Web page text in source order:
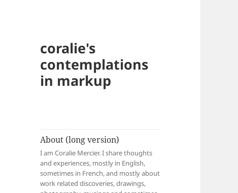
coralie's
contemplations
in markup
About (long version)
I am Coralie Mercier. I share thoughts
and experiences, mostly in English,
sometimes in French, and mostly about
work related discoveries, drawings,